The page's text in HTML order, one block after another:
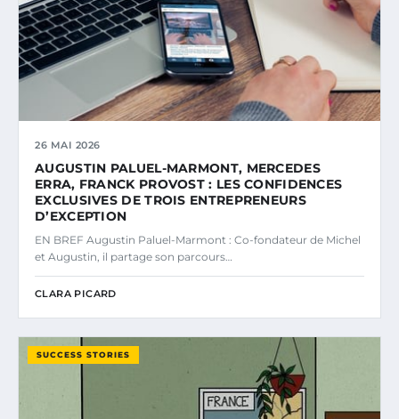
26 MAI 2026
AUGUSTIN PALUEL-MARMONT, MERCEDES
ERRA, FRANCK PROVOST : LES CONFIDENCES
EXCLUSIVES DE TROIS ENTREPRENEURS
D’EXCEPTION
EN BREF Augustin Paluel-Marmont : Co-fondateur de Michel
et Augustin, il partage son parcours…
CLARA PICARD
SUCCESS STORIES